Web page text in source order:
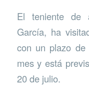
El teniente de
García, ha
con un plazo de
mes y está
20 de julio.